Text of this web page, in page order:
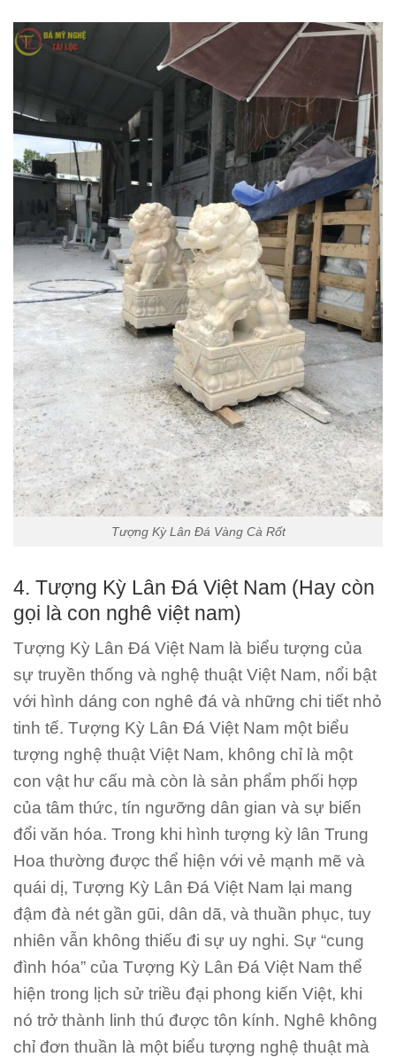
Tượng Kỳ Lân Đá Vàng Cà Rốt
4. Tượng Kỳ Lân Đá Việt Nam (Hay còn
gọi là con nghê việt nam)
Tượng Kỳ Lân Đá Việt Nam là biểu tượng của
sự truyền thống và nghệ thuật Việt Nam, nổi bật
với hình dáng con nghê đá và những chi tiết nhỏ
tinh tế. Tượng Kỳ Lân Đá Việt Nam một biểu
tượng nghệ thuật Việt Nam, không chỉ là một
con vật hư cấu mà còn là sản phẩm phối hợp
của tâm thức, tín ngưỡng dân gian và sự biến
đổi văn hóa. Trong khi hình tượng kỳ lân Trung
Hoa thường được thể hiện với vẻ mạnh mẽ và
quái dị, Tượng Kỳ Lân Đá Việt Nam lại mang
đậm đà nét gần gũi, dân dã, và thuần phục, tuy
nhiên vẫn không thiếu đi sự uy nghi. Sự “cung
đình hóa” của Tượng Kỳ Lân Đá Việt Nam thể
hiện trong lịch sử triều đại phong kiến Việt, khi
nó trở thành linh thú được tôn kính. Nghê không
chỉ đơn thuần là một biểu tượng nghệ thuật mà